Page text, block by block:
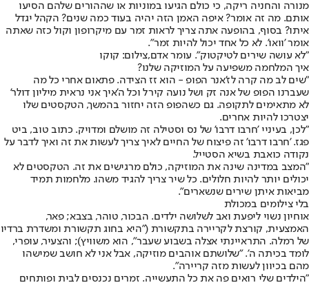
מנורה והחניה ריקה, כי כולם הגיעו במוניות או שההורים שלהם הסיעו
אותם. מה זה אומר? איפה האמן הזה יהיה בעוד כמה שנים? הקהל יגדל
איתו? בסוף, בהופעה אתה צריך לראות זמר עם מיקרופון וקול כזה שאתה
אומר 'וואו'. לא כל אחד יכול להיות זמר".
"לא עושה שירים לטיקטוק". עומר אדם,צילום: קוקו
איך המלחמה משפיעה על המוזיקה שלנו?
"שים לב מה קרה לז'אנר הפופ - הוא זז הצידה. פתאום אחרי כל מה
שעברנו הפופ של אנה זק ושל נועה קירל וכל ה'איך אני נראית מיליון דולר'
לא מתאימים לתקופה. גם כשהפופ הזה יחזור בהמשך, הטקסטים שלו
יצטרכו להיות אחרים.
"לכן, בעיניי 'חרבו דרבו' של נס וסטילה זה מושלם ומדויק. כתוב טוב, ביט
פגז. 'חרבו דרבו' זה פיצוח של החיים לאיך צריך לעשות את זה ואיך לדבר על
נקודה כואבת בשיא הסטייל.
"המצב במדינה שינה את המוזיקה, כולם מרגישים את זה. הטקסטים לא
יכולים יותר להיות חלולים. כל שיר צריך להגיד משהו. מלחמות תמיד
מביאות איתן שירים שנשארים".
בלי צילומים במכולת
אוחיון נשוי ליפעת ואב לשלושה ילדים. הבכור, טוהר, בצבא; פאר,
האמצעית, קורצת לקריירה בתקשורת ("היא בחוג תקשורת ומשדרת ברדיו
של רמלה. התראיינתי אצלה בשבוע שעבר", הוא משוויץ); והצעיר, עופרי,
לומד בכיתה ה'. "שלושתם אוהבים מוזיקה, אבל אני לא חושב שמישהו
מהם בכיוון לעשות מזה קריירה".
"הילדים שלי רואים פה את כל התעשייה. זמרים נכנסים לבית ופותחים